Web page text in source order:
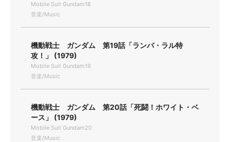
Mobile Suit Gundam18
音楽/Music
機動戦士 ガンダム 第19話「ランバ・ラル特
攻！」 (1979)
Mobile Suit Gundam19
音楽/Music
機動戦士 ガンダム 第20話「死闘！ホワイト・ベ
ース」 (1979)
Mobile Suit Gundam20
音楽/Music